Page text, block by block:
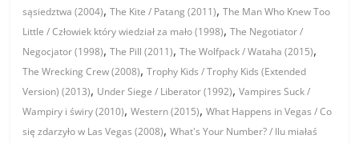
sąsiedztwa (2004),The Kite / Patang (2011),The Man Who Knew Too
Little / Człowiek który wiedział za mało (1998),The Negotiator /
Negocjator (1998),The Pill (2011),The Wolfpack / Wataha (2015),
The Wrecking Crew (2008),Trophy Kids / Trophy Kids (Extended
Version) (2013), Under Siege / Liberator (1992),Vampires Suck /
Wampiry i świry (2010),Western (2015),What Happens in Vegas / Co
się zdarzyło w Las Vegas (2008),What's Your Number? / Ilu miałaś